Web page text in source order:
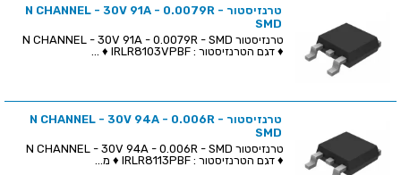
טרנזיסטור N CHANNEL - 30V 91A - 0.0079R -
SMD
♦ דגם הטרנזיסטור : IRLR8103VPBF ♦ ...
טרנזיסטור N CHANNEL - 30V 94A - 0.006R -
SMD
♦ דגם הטרנזיסטור : IRLR8113PBF ♦ מ...